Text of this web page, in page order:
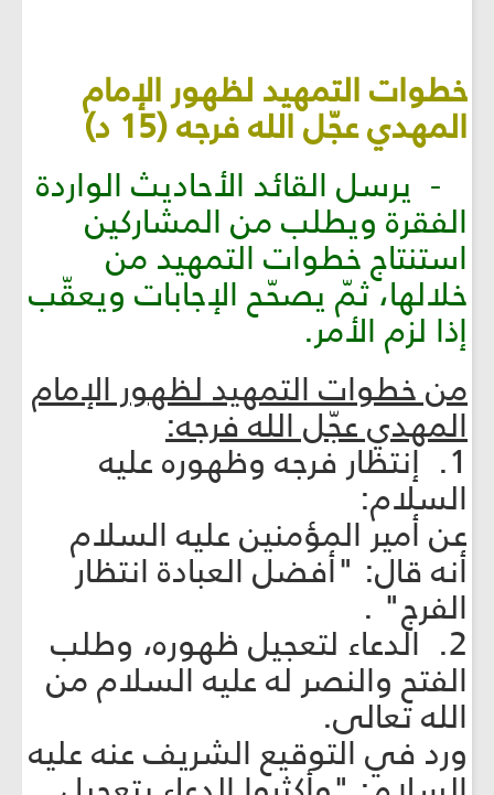
خطوات التمهيد لظهور الإمام
المهدي عجّل الله فرجه (15 د)
- يرسل القائد الأحاديث الواردة
الفقرة ويطلب من المشاركين
استنتاج خطوات التمهيد من
خلالها، ثمّ يصحّح الإجابات ويعقّب
إذا لزم الأمر.
من خطوات التمهيد لظهور الإمام
المهدي عجّل الله فرجه:
1. إنتظار فرجه وظهوره عليه
السلام:
عن أمير المؤمنين عليه السلام
أنه قال: "أفضل العبادة انتظار
الفرج" .
2. الدعاء لتعجيل ظهوره، وطلب
الفتح والنصر له عليه السلام من
الله تعالى.
ورد في التوقيع الشريف عنه عليه